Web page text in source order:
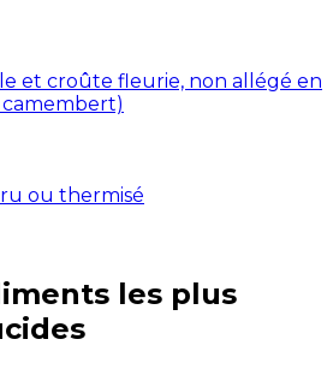
et croûte fleurie, non allégé en
camembert)
ou thermisé
les plus